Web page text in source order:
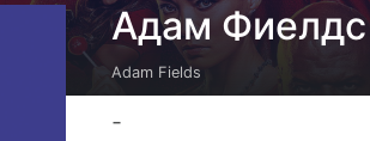
Адам Фиелдс
Adam Fields
-